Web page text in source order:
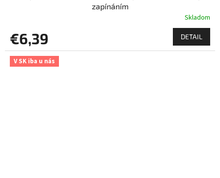
zapínáním
Skladom
€6,39 DETAIL
V SK iba u nás